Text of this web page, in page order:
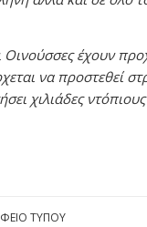
έχουν
να προστεθεί
χιλιάδες ντόπιους
ΤΥΠΟΥ